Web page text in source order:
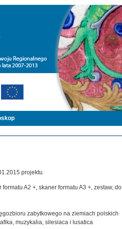
projektu
A2 +, skaner formatu A3 +, zestaw,
zabytkowego na ziemiach polskich
muzykalia, silesiaca i lusatica